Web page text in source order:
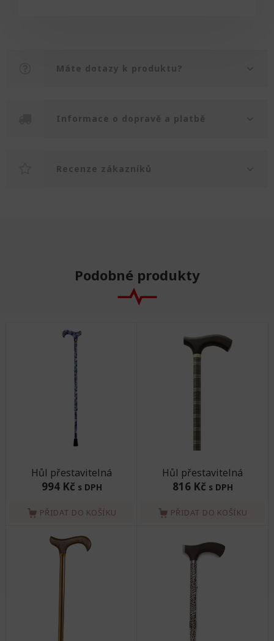
Máte dotazy k produktu?
Informace o dopravě a platbě
Recenze zákazníků
Podobné produkty
Hůl přestavitelná
994 Kč s DPH
PŘIDAT DO KOŠÍKU
Hůl přestavitelná
816 Kč s DPH
PŘIDAT DO KOŠÍKU